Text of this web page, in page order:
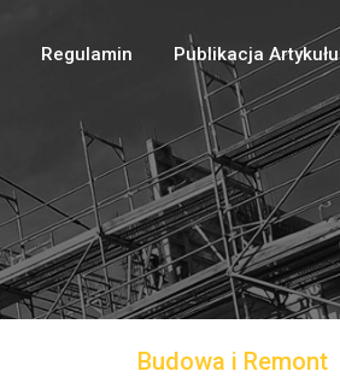
Regulamin Publikacja Artykułu
Budowa i Remont